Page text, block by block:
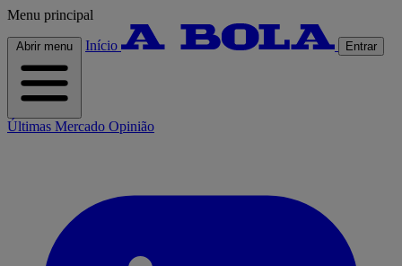
Menu principal
Abrir menu Início Entrar
Últimas Mercado Opinião